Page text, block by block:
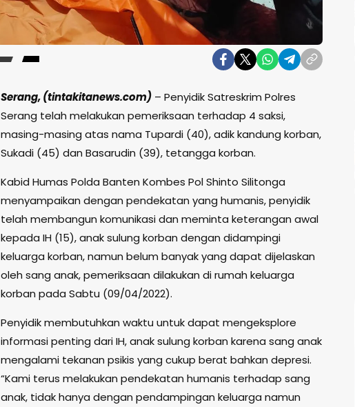
Serang, (tintakitanews.com) – Penyidik Satreskrim Polres
Serang telah melakukan pemeriksaan terhadap 4 saksi,
masing-masing atas nama Tupardi (40), adik kandung korban,
Sukadi (45) dan Basarudin (39), tetangga korban.
Kabid Humas Polda Banten Kombes Pol Shinto Silitonga
menyampaikan dengan pendekatan yang humanis, penyidik
telah membangun komunikasi dan meminta keterangan awal
kepada IH (15), anak sulung korban dengan didampingi
keluarga korban, namun belum banyak yang dapat dijelaskan
oleh sang anak, pemeriksaan dilakukan di rumah keluarga
korban pada Sabtu (09/04/2022).
Penyidik membutuhkan waktu untuk dapat mengeksplore
informasi penting dari IH, anak sulung korban karena sang anak
mengalami tekanan psikis yang cukup berat bahkan depresi.
“Kami terus melakukan pendekatan humanis terhadap sang
anak, tidak hanya dengan pendampingan keluarga namun